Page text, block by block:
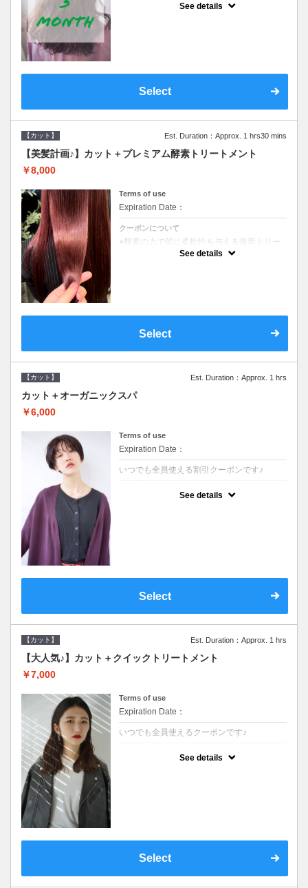
See details
Select
【カット】 Est. Duration：Approx. 1 hrs30 mins
【美髪計画♪】カット＋プレミアム酵素トリートメント
￥8,000
Terms of use
Expiration Date：
クーポンについて
●酵素の力で髪に柔軟性を与える最新トリー
トメント●ＳＢ込●長さ料金あり《こちらのク
ーポンご利用のお客様のみ》オリジナル酵素
See details
Select
【カット】 Est. Duration：Approx. 1 hrs
カット＋オーガニックスパ
￥6,000
Terms of use
Expiration Date：
いつでも全員使える割引クーポンです♪
See details
Select
【カット】 Est. Duration：Approx. 1 hrs
【大人気♪】カット＋クイックトリートメント
￥7,000
Terms of use
Expiration Date：
いつでも全員使えるクーポンです♪
See details
Select